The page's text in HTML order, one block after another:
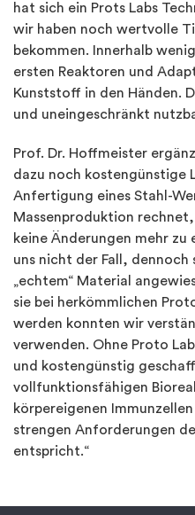
hat sich ein Prots Labs
wir haben noch wertvolle
bekommen. Innerhalb
ersten Reaktoren und
Kunststoff in den Händen.
und uneingeschränkt
Prof. Dr. Hoffmeister
dazu noch kostengünstige
Anfertigung eines Stahl-
Massenproduktion
keine Änderungen mehr zu
uns nicht der Fall, dennoch
„echtem“ Material
sie bei herkömmlichen
werden konnten wir
verwenden. Ohne Proto
und kostengünstig
vollfunktionsfähigen
körpereigenen
strengen Anforderungen
entspricht.“